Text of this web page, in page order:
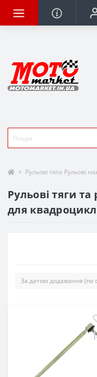
Рульові тяги Рульові
Рульові тяги
для